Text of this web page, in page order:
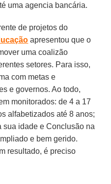
uma agencia bancária.
de projetos do
apresentou que o
uma coalizão
setores. Para isso,
com metas e
e governos. Ao todo,
monitorados: de 4 a 17
alfabetizados até 8 anos;
sua idade e Conclusão na
e bem gerido.
resultado, é preciso